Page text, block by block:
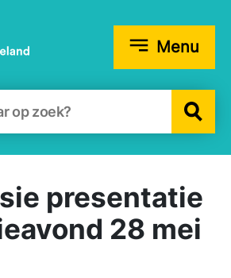
Menu
presentatie
28 mei